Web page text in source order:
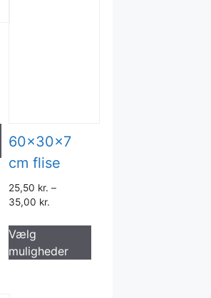
Dette
vare
har
flere
varianter.
Mulighederne
kan
vælges
på
60x30x7
cm flise
25,50 kr. –
35,00 kr.
Vælg
muligheder
Dette
har